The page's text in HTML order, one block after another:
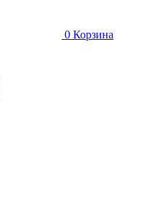
0 Корзина